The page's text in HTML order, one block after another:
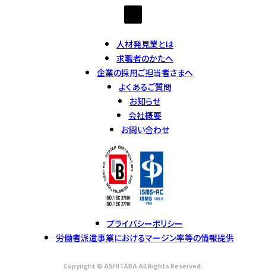
人材発見業とは
求職者のかたへ
企業の採用ご担当者さまへ
よくあるご質問
お知らせ
会社概要
お問い合わせ
プライバシーポリシー
労働者派遣事業におけるマージン率等の情報提供
Copyright © ASHITABA All Rights Reserved.